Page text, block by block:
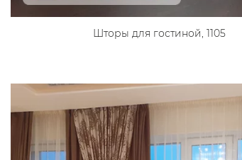
Шторы для гостиной, 1105